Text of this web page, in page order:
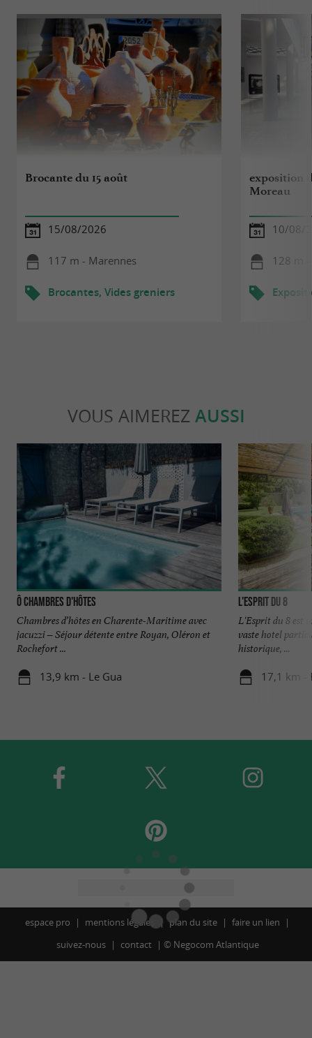
Brocante du 15 août
15/08/2026
117 m - Marennes
Brocantes, Vides greniers
exposition
Moreau
10/08/
128 m
VOUS AIMEREZ AUSSI
Ô Chambres d'Hôtes
Chambres d’hôtes en Charente-Maritime avec
jacuzzi – Séjour détente entre Royan, Oléron et
Rochefort ...
13,9 km - Le Gua
L'Esprit du 8
L'Esprit du 8 est
vaste hotel
historique, ...
17,1 km -
espace pro mentions légales plan du site
faire un lien
suivez-nous
contact © Negocom Atlantique